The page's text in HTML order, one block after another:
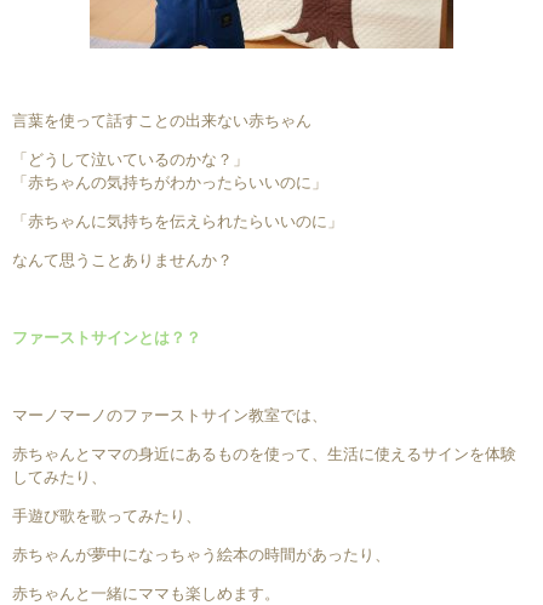
言葉を使って話すことの出来ない赤ちゃん
「どうして泣いているのかな？」
「赤ちゃんの気持ちがわかったらいいのに」
「赤ちゃんに気持ちを伝えられたらいいのに」
なんて思うことありませんか？
ファーストサインとは？？
マーノマーノのファーストサイン教室では、
赤ちゃんとママの身近にあるものを使って、生活に使えるサインを体験
してみたり、
手遊び歌を歌ってみたり、
赤ちゃんが夢中になっちゃう絵本の時間があったり、
赤ちゃんと一緒にママも楽しめます。